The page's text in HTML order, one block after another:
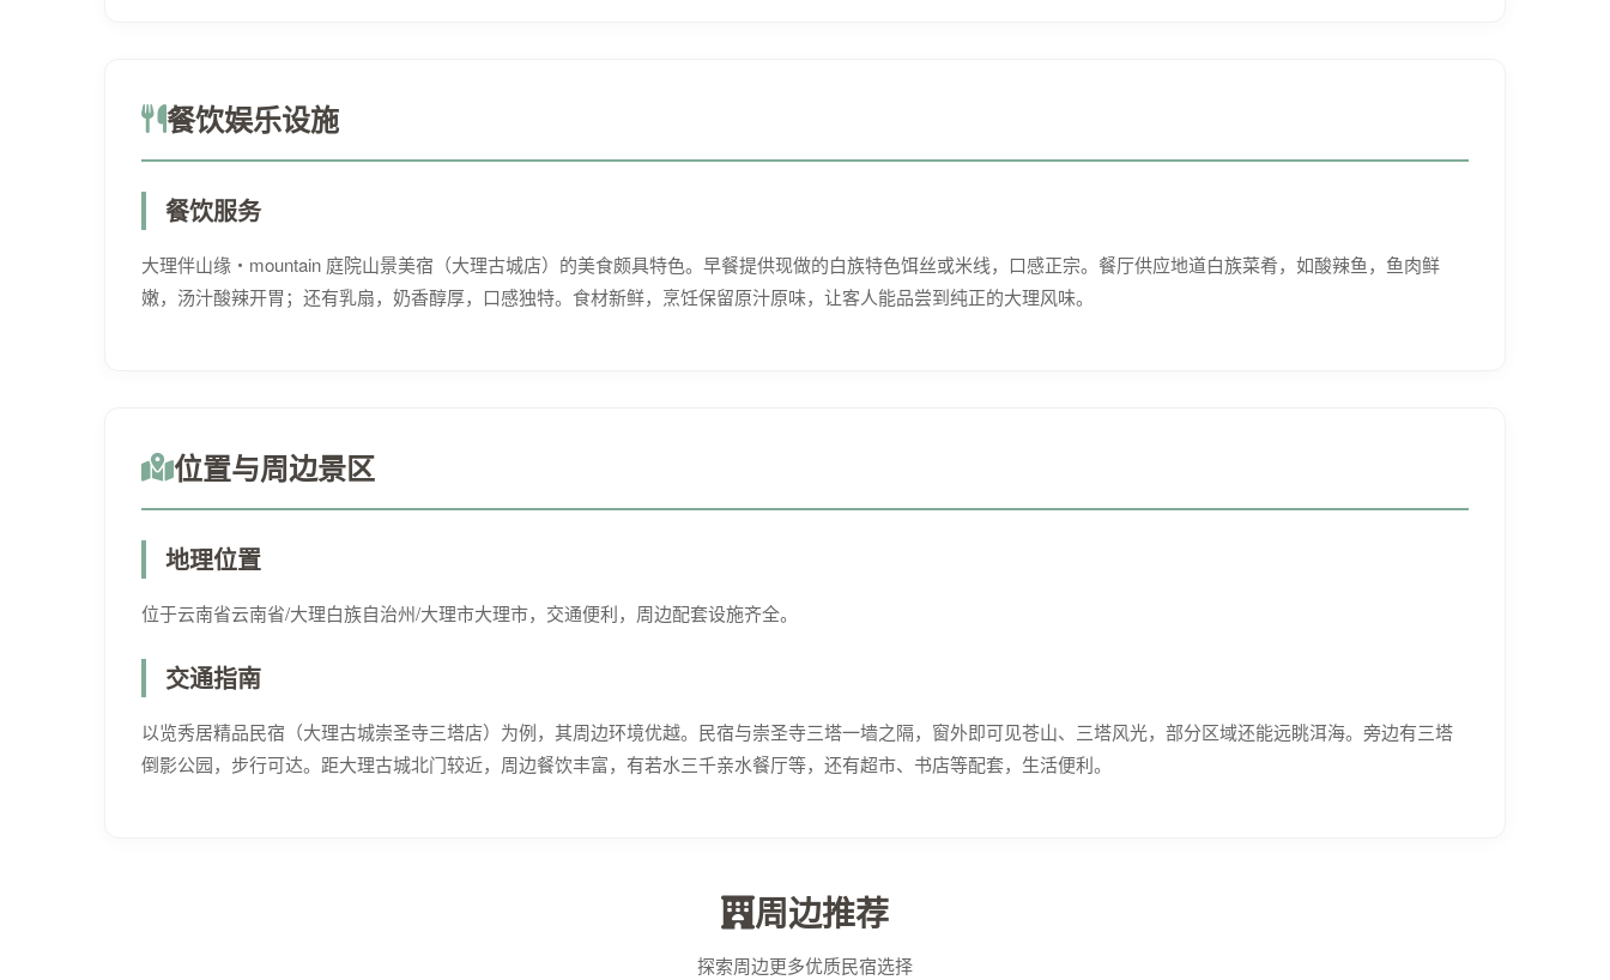
餐饮娱乐设施
餐饮服务
大理伴山缘・mountain 庭院山景美宿（大理古城店）的美食颇具特色。早餐提供现做的白族特色饵丝或米线，口感正宗。餐厅供应地道白族菜肴，如酸辣鱼，鱼肉鲜
嫩，汤汁酸辣开胃；还有乳扇，奶香醇厚，口感独特。食材新鲜，烹饪保留原汁原味，让客人能品尝到纯正的大理风味。
位置与周边景区
地理位置
位于云南省云南省/大理白族自治州/大理市大理市，交通便利，周边配套设施齐全。
交通指南
以览秀居精品民宿（大理古城崇圣寺三塔店）为例，其周边环境优越。民宿与崇圣寺三塔一墙之隔，窗外即可见苍山、三塔风光，部分区域还能远眺洱海。旁边有三塔
倒影公园，步行可达。距大理古城北门较近，周边餐饮丰富，有若水三千亲水餐厅等，还有超市、书店等配套，生活便利。
周边推荐
探索周边更多优质民宿选择